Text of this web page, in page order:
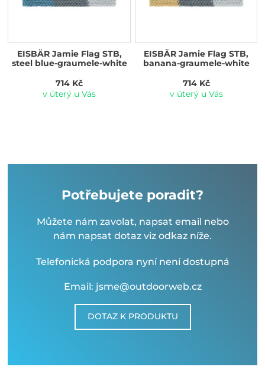
EISBÄR Jamie Flag STB,
steel blue-graumele-white
714 Kč
v úterý u Vás
EISBÄR Jamie Flag STB,
banana-graumele-white
714 Kč
v úterý u Vás
Potřebujete poradit?
Můžete nám zavolat, napsat email nebo
nám napsat dotaz viz odkaz níže.
Telefonická podpora nyní není dostupná
Email: jsme@outdoorweb.cz
DOTAZ K PRODUKTU